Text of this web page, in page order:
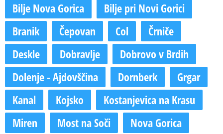
Bilje Nova Gorica
Bilje pri Novi Gorici
Branik
Čepovan Col
Črniče
Deskle
Dobravlje
Dobrovo v Brdih
Dolenje - Ajdovščina
Dornberk
Grgar
Kanal
Kojsko
Kostanjevica na Krasu
Miren
Most na Soči Nova Gorica